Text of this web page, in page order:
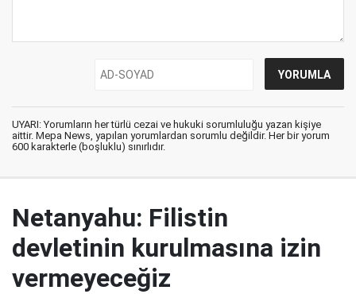
UYARI: Yorumların her türlü cezai ve hukuki sorumluluğu yazan kişiye
aittir. Mepa News, yapılan yorumlardan sorumlu değildir. Her bir yorum
600 karakterle (boşluklu) sınırlıdır.
Netanyahu: Filistin
devletinin kurulmasına izin
vermeyeceğiz